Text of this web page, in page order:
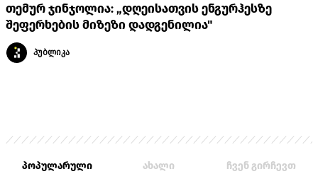
თემურ ჯინჯოლია: „დღეისათვის ენგურჰესზე
შეფერხების მიზეზი დადგენილია"
პუბლიკა
პოპულარული ახალი ჩვენ გირჩევთ